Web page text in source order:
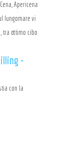
Apericena
lungomare vi
tra ottimo cibo
-
con la